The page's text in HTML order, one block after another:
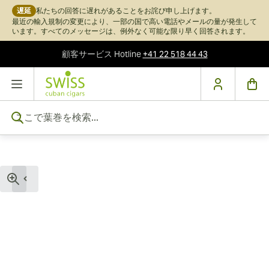
遅延 私たちの回答に遅れがあることをお詫び申し上げます。
最近の輸入規制の変更により、一部の国で高い電話やメールの量が発生して
います。すべてのメッセージは、例外なく可能な限り早く回答されます。
顧客サービス Hotline+41 22 518 44 43
コンテンツにスキップ